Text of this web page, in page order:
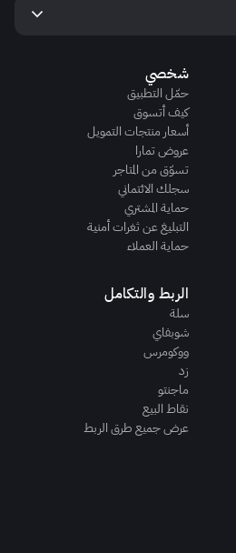
شخصي
حمّل التطبيق
كيف أتسوق
أسعار منتجات التمويل
عروض تمارا
تسوّق من المتاجر
سجلك الائتماني
حماية المشتري
التبليغ عن ثغرات أمنية
حماية العملاء
الربط والتكامل
سلة
شوبفاي
ووكومرس
زد
ماجنتو
نقاط البيع
عرض جميع طرق الربط
keyboard_arrow_down